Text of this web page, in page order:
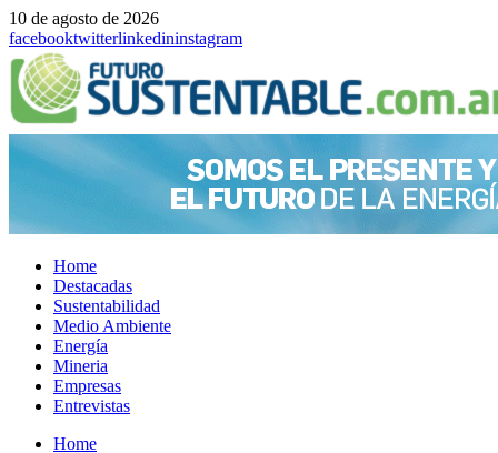
10 de agosto de 2026
facebooktwitterlinkedininstagram
Home
Destacadas
Sustentabilidad
Medio Ambiente
Energía
Mineria
Empresas
Entrevistas
Menu
Home